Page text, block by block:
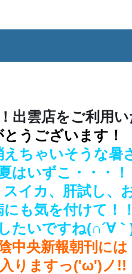
出雲店をご利用い
うございます！
ちゃいそうな暑
はいずこ・・・！
イカ、肝試し、
も気を付けて！
たいですね(∩´∀｀
中央新報朝刊には
りますっ('ω')ノ!!